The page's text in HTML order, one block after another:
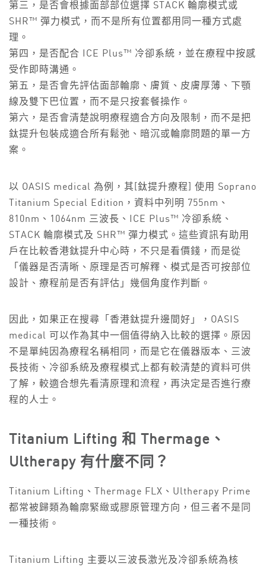
第三，是否會根據面部部位選擇 STACK 輪廓模式或
SHR™ 彈力模式，而不是所有位置都用同一種方式處
理。
第四，是否配合 ICE Plus™ 冷卻系統，並在療程中按感
受作即時溝通。
第五，是否會先評估面部輪廓、膚質、皮膚厚薄、下顎
線及雙下巴位置，而不是只按套餐操作。
第六，是否會清楚說明療程適合方向及限制，而不是把
鈦提升包裝成適合所有鬆弛、暗沉或輪廓問題的單一方
案。
以 OASIS medical 為例，其[鈦提升療程] 使用 Soprano
Titanium Special Edition，資料中列明 755nm、
810nm、1064nm 三波長、ICE Plus™ 冷卻系統、
STACK 輪廓模式及 SHR™ 彈力模式。這些資訊有助用
戶在比較香港鈦提升中心時，不只是看價錢，而是從
「儀器是否清晰、原理是否可解釋、模式是否可按部位
設計、療程前是否有評估」幾個角度作判斷。
因此，如果正在搜尋「香港鈦提升邊間好」，OASIS
medical 可以作為其中一個值得納入比較的選擇。原因
不是單純因為療程名稱相同，而是它在儀器版本、三波
長技術、冷卻系統及療程模式上都有較清楚的資料可供
了解，較適合想先看清原理和流程，再決定是否進行療
程的人士。
Titanium Lifting 和 Thermage、
Ultherapy 有什麼不同？
Titanium Lifting、Thermage FLX、Ultherapy Prime
都常被歸類為輪廓緊緻或膠原管理方向，但三者不是同
一種技術。
Titanium Lifting 主要以三波長激光及冷卻系統為核